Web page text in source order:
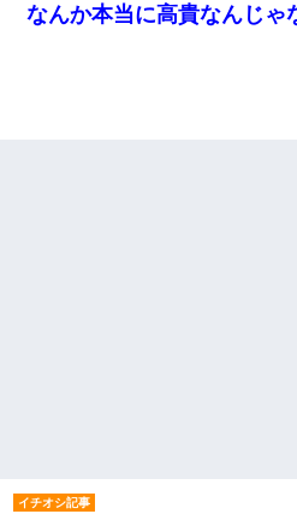
なんか本当に高貴なんじゃ